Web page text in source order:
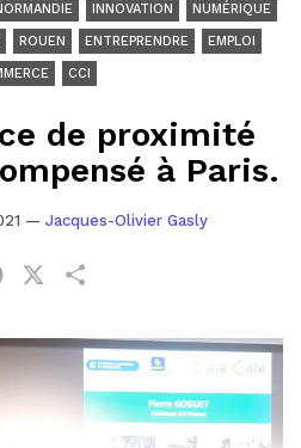
INNOVATION NUMÉRIQUE
ROUEN ENTREPRENDRE EMPLOI
CCI
de proximité
à Paris.
— Jacques-Olivier Gasly
Facebook